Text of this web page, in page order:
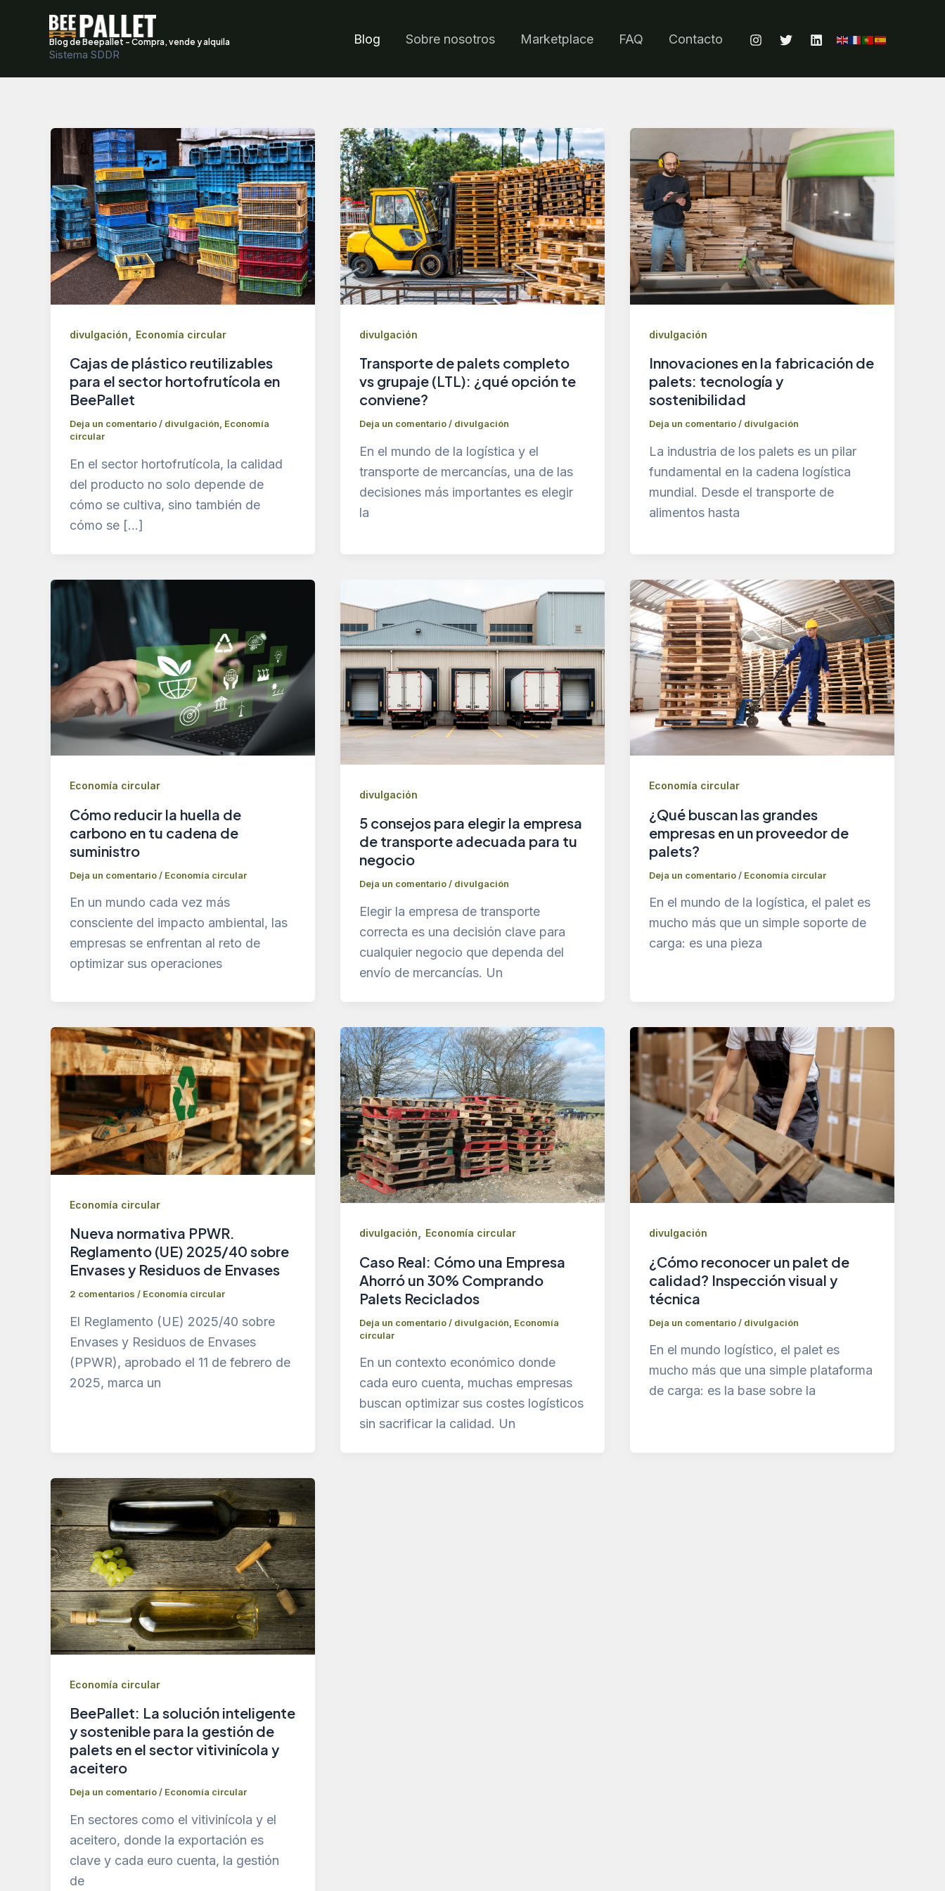
contenido
Blog de Beepallet - Compra, vende y alquila
Sistema SDDR
Blog Sobre nosotros Marketplace FAQ Contacto
divulgación Economía circular
Cajas de plástico reutilizables
para el sector hortofrutícola en
BeePallet
Deja un comentario / divulgación Economía
circular
En el sector hortofrutícola, la calidad
del producto no solo depende de
cómo se cultiva, sino también de
cómo se […]
divulgación
Transporte de palets completo
vs grupaje (LTL): ¿qué opción te
conviene?
Deja un comentario / divulgación
En el mundo de la logística y el
transporte de mercancías, una de las
decisiones más importantes es elegir
la
divulgación
Innovaciones en la fabricación de
palets: tecnología y
sostenibilidad
Deja un comentario / divulgación
La industria de los palets es un pilar
fundamental en la cadena logística
mundial. Desde el transporte de
alimentos hasta
Economía circular
Cómo reducir la huella de
carbono en tu cadena de
suministro
Deja un comentario / Economía circular
En un mundo cada vez más
consciente del impacto ambiental, las
empresas se enfrentan al reto de
optimizar sus operaciones
divulgación
5 consejos para elegir la empresa
de transporte adecuada para tu
negocio
Deja un comentario / divulgación
Elegir la empresa de transporte
correcta es una decisión clave para
cualquier negocio que dependa del
envío de mercancías. Un
Economía circular
¿Qué buscan las grandes
empresas en un proveedor de
palets?
Deja un comentario / Economía circular
En el mundo de la logística, el palet es
mucho más que un simple soporte de
carga: es una pieza
Economía circular
Nueva normativa PPWR.
Reglamento (UE) 2025/40 sobre
Envases y Residuos de Envases
2 comentarios / Economía circular
El Reglamento (UE) 2025/40 sobre
Envases y Residuos de Envases
(PPWR), aprobado el 11 de febrero de
2025, marca un
divulgación, Economía circular
Caso Real: Cómo una Empresa
Ahorró un 30% Comprando
Palets Reciclados
Deja un comentario / divulgación Economía
circular
En un contexto económico donde
cada euro cuenta, muchas empresas
buscan optimizar sus costes logísticos
sin sacrificar la calidad. Un
divulgación
¿Cómo reconocer un palet de
calidad? Inspección visual y
técnica
Deja un comentario / divulgación
En el mundo logístico, el palet es
mucho más que una simple plataforma
de carga: es la base sobre la
Economía circular
BeePallet: La solución inteligente
y sostenible para la gestión de
palets en el sector vitivinícola y
aceitero
Deja un comentario/ Economía circular
En sectores como el vitivinícola y el
aceitero, donde la exportación es
clave y cada euro cuenta, la gestión
de